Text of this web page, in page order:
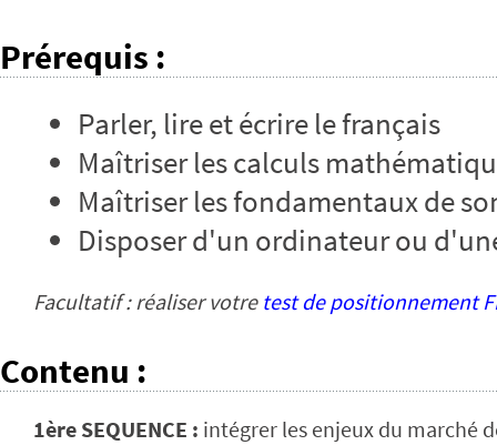
Prérequis :
Parler, lire et écrire le français
Maîtriser les calculs
Maîtriser les fondamentaux de
Disposer d'un ordinateur ou
Facultatif : réaliser votre test de positionnement
Contenu :
1ère SEQUENCE : intégrer les enjeux du marché